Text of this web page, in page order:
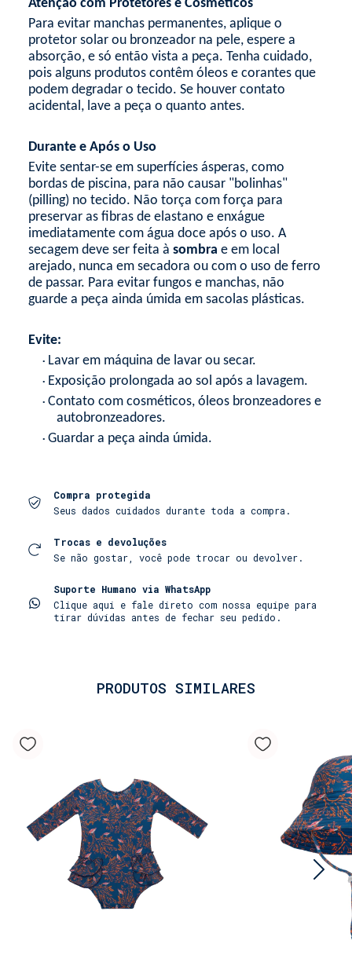
Atenção com Protetores e Cosméticos
Para evitar manchas permanentes, aplique o
protetor solar ou bronzeador na pele, espere a
absorção, e só então vista a peça. Tenha cuidado,
pois alguns produtos contêm óleos e corantes que
podem degradar o tecido. Se houver contato
acidental, lave a peça o quanto antes.
Durante e Após o Uso
Evite sentar-se em superfícies ásperas, como
bordas de piscina, para não causar "bolinhas"
(pilling) no tecido. Não torça com força para
preservar as fibras de elastano e enxágue
imediatamente com água doce após o uso. A
secagem deve ser feita à sombra e em local
arejado, nunca em secadora ou com o uso de ferro
de passar. Para evitar fungos e manchas, não
guarde a peça ainda úmida em sacolas plásticas.
Evite:
• Lavar em máquina de lavar ou secar.
• Exposição prolongada ao sol após a lavagem.
• Contato com cosméticos, óleos bronzeadores e
autobronzeadores.
• Guardar a peça ainda úmida.
Compra protegida
Seus dados cuidados durante toda a compra.
Trocas e devoluções
Se não gostar, você pode trocar ou devolver.
Suporte Humano via WhatsApp
Clique aqui e fale direto com nossa equipe para
tirar dúvidas antes de fechar seu pedido.
PRODUTOS SIMILARES